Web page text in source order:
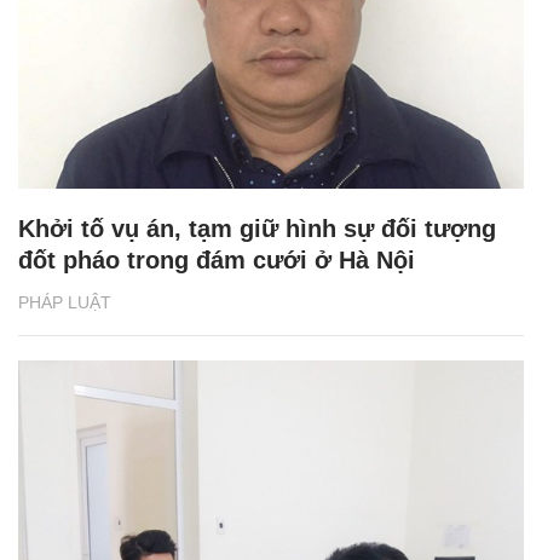
PHÁP LUẬT
Khởi tố vụ án, tạm giữ hình sự đối tượng
đốt pháo trong đám cưới ở Hà Nội